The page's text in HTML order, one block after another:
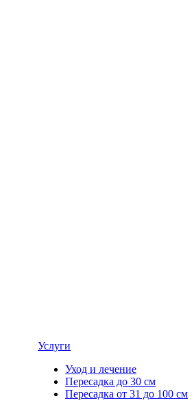
Услуги
Уход и лечение
Пересадка до 30 см
Пересадка от 31 до 100 см